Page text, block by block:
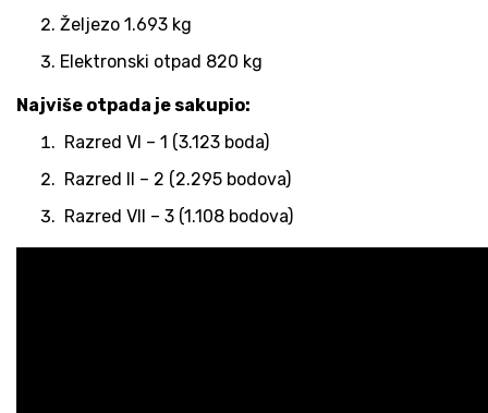
Željezo 1.693 kg
Elektronski otpad 820 kg
Najviše otpada je sakupio:
Razred VI – 1 (3.123 boda)
Razred II – 2 (2.295 bodova)
Razred VII – 3 (1.108 bodova)